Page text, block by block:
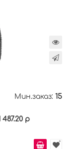
Мин.заказ: 15
487.20 р